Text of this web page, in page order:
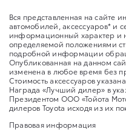
Вся представленная на сайте
автомобилей, аксессуаров* и
информационный характер и
определяемой положениями
подробной информации
Опубликованная на данном
изменена в любое время без
Стоимость аксессуаров
Награда «Лучший дилер» в
Президентом ООО «Тойота
дилеров Toyota исходя из их
Правовая информация